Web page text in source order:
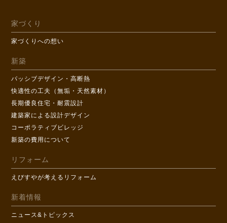
家づくり
家づくりへの想い
新築
パッシブデザイン・高断熱
快適性の工夫（無垢・天然素材）
長期優良住宅・耐震設計
建築家による設計デザイン
コーポラティブビレッジ
新築の費用について
リフォーム
えびすやが考えるリフォーム
新着情報
ニュース&トピックス